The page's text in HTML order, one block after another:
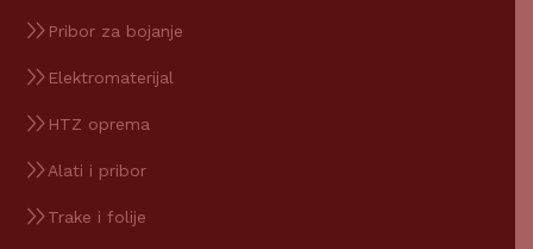
Pribor za bojanje
Elektromaterijal
HTZ oprema
Alati i pribor
Trake i folije